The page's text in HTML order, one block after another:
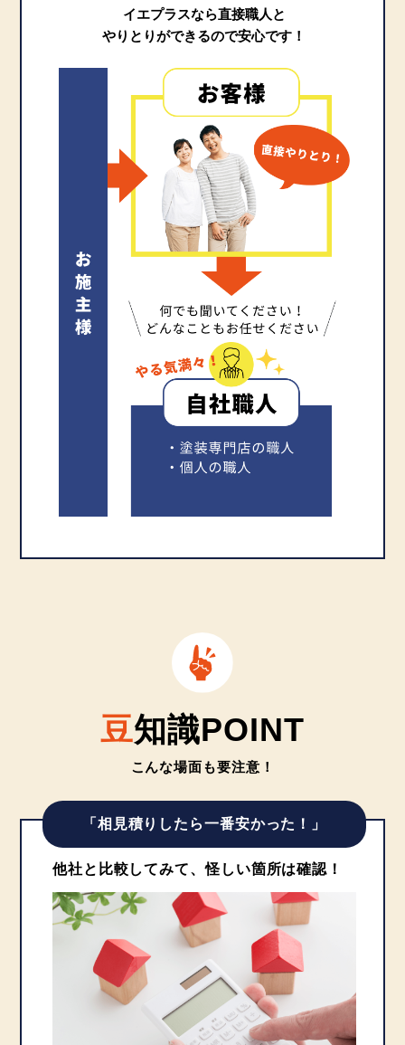
イエプラスなら直接職人と
やりとりができるので安心です！
豆知識POINT
こんな場面も要注意！
「相見積りしたら一番安かった！」
他社と比較してみて、怪しい箇所は確認！